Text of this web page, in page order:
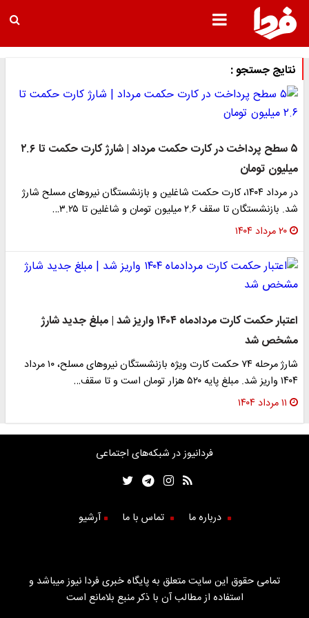
نتایج جستجو :
۵ سطح پرداخت در کارت حکمت مرداد | شارژ کارت حکمت تا ۲.۶
میلیون تومان
در مرداد ۱۴۰۴، کارت حکمت شاغلین و بازنشستگان نیروهای مسلح شارژ
شد. بازنشستگان تا سقف ۲.۶ میلیون تومان و شاغلین تا ۳.۲۵…
۲۰ مرداد ۱۴۰۴
اعتبار حکمت کارت مردادماه ۱۴۰۴ واریز شد | مبلغ جدید شارژ
مشخص شد
شارژ مرحله ۷۴ حکمت کارت ویژه بازنشستگان نیروهای مسلح، ۱۰ مرداد
۱۴۰۴ واریز شد. مبلغ پایه ۵۲۰ هزار تومان است و تا سقف…
۱۱ مرداد ۱۴۰۴
فردانیوز در شبکه‌های اجتماعی
درباره ما تماس با ما آرشیو
تمامی حقوق این سایت متعلق به پایگاه خبری فردا نیوز میباشد و
استفاده از مطالب آن با ذکر منبع بلامانع است